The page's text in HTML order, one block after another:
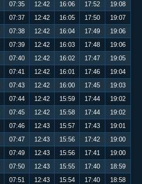
07:35 12:42 16:06 17:52
19:08
07:37 12:42 16:05 17:50
19:07
07:38 12:42 16:04 17:49
19:06
07:39 12:42 16:03 17:48
19:06
07:40 12:42 16:02 17:47
19:05
07:41 12:42 16:01 17:46
19:04
07:43 12:42 16:00 17:45
19:03
07:44 12:42 15:59 17:44
19:02
07:45 12:42 15:58 17:44
19:02
07:46 12:43 15:57 17:43
19:01
07:47 12:43 15:56 17:42
19:00
07:49 12:43 15:56 17:41
19:00
07:50 12:43 15:55 17:40
18:59
07:51 12:43 15:54 17:40
18:58